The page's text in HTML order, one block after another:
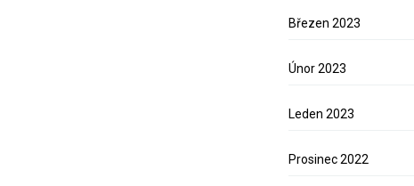
Březen 2023
Únor 2023
Leden 2023
Prosinec 2022